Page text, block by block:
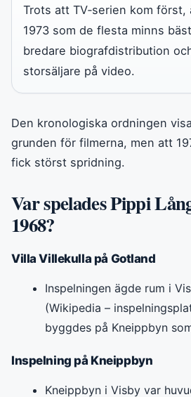
Trots att TV‑serien kom
1973 som de flesta minns
bredare biografdistribution
storsäljare på video.
Den kronologiska ordningen
grunden för filmerna, men att
fick störst spridning.
Var spelades Pippi
1968?
Villa Villekulla på Gotland
Inspelningen ägde rum i
(Wikipedia –
byggdes på Kneippbyn
Inspelning på Kneippbyn
Kneippbyn i Visby var